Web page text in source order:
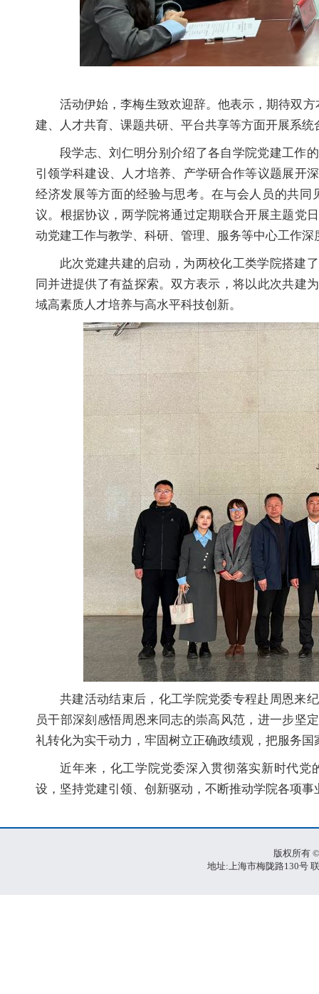
活动伊始，李梅生致欢迎辞。他表示，期待双
建、人才共育、课题共研、平台共享等方面开展系统
段学志、刘仁明分别介绍了各自学院党建工作
引领学科建设、人才培养、产学研合作等议题展开
经济发展等方面的经验与思考。在与会人员的共
议。根据协议，两学院将通过定期联合开展主题党
动党建工作与教学、科研、管理、服务等中心工作深
此次党建共建的启动，为两校化工类学院搭建
同并进提供了有益探索。双方表示，将以此次共建
域高素质人才培养与高水平科技创新。
共建活动结束后，化工学院党委专程赴周恩来
员干部深刻感悟周恩来同志的崇高风范，进一步坚
礼转化为实干动力，牢固树立正确政绩观，把服务
近年来，化工学院党委深入贯彻落实新时代
设，坚持党建引领、创新驱动，不断推动学院各项事
版权所有
地址:上海市梅陇路130号